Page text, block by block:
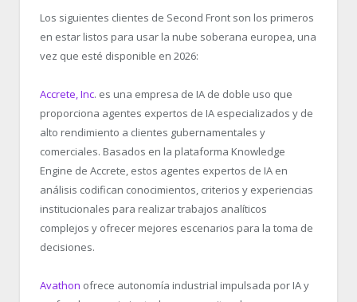
Los siguientes clientes de Second Front son los primeros
en estar listos para usar la nube soberana europea, una
vez que esté disponible en 2026:
Accrete, Inc. es una empresa de IA de doble uso que
proporciona agentes expertos de IA especializados y de
alto rendimiento a clientes gubernamentales y
comerciales. Basados en la plataforma Knowledge
Engine de Accrete, estos agentes expertos de IA en
análisis codifican conocimientos, criterios y experiencias
institucionales para realizar trabajos analíticos
complejos y ofrecer mejores escenarios para la toma de
decisiones.
Avathon ofrece autonomía industrial impulsada por IA y